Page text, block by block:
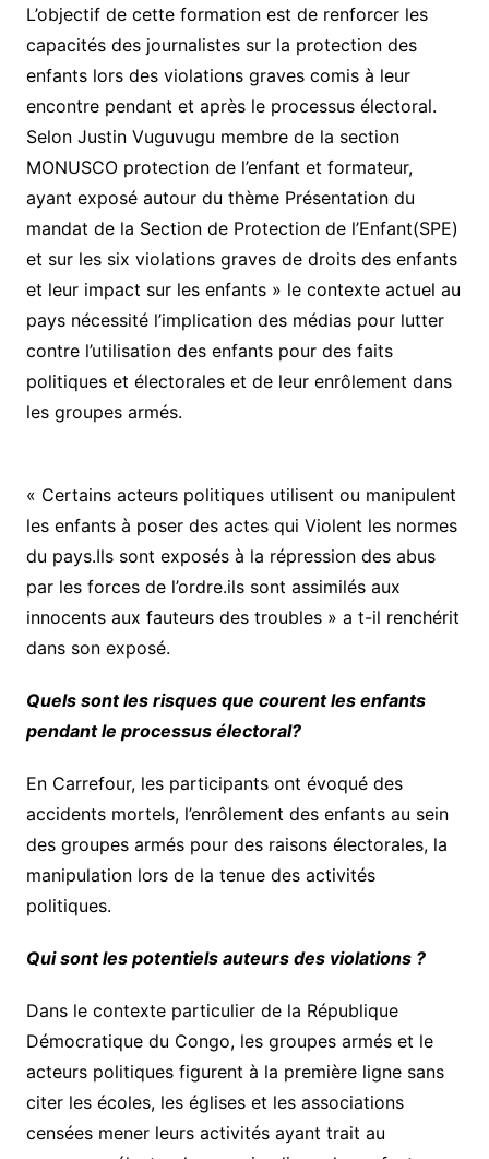
L’objectif de cette formation est de renforcer les
capacités des journalistes sur la protection des
enfants lors des violations graves comis à leur
encontre pendant et après le processus électoral.
Selon Justin Vuguvugu membre de la section
MONUSCO protection de l’enfant et formateur,
ayant exposé autour du thème Présentation du
mandat de la Section de Protection de l’Enfant(SPE)
et sur les six violations graves de droits des enfants
et leur impact sur les enfants » le contexte actuel au
pays nécessité l’implication des médias pour lutter
contre l’utilisation des enfants pour des faits
politiques et électorales et de leur enrôlement dans
les groupes armés.
« Certains acteurs politiques utilisent ou manipulent
les enfants à poser des actes qui Violent les normes
du pays.Ils sont exposés à la répression des abus
par les forces de l’ordre.ils sont assimilés aux
innocents aux fauteurs des troubles » a t-il renchérit
dans son exposé.
Quels sont les risques que courent les enfants
pendant le processus électoral?
En Carrefour, les participants ont évoqué des
accidents mortels, l’enrôlement des enfants au sein
des groupes armés pour des raisons électorales, la
manipulation lors de la tenue des activités
politiques.
Qui sont les potentiels auteurs des violations ?
Dans le contexte particulier de la République
Démocratique du Congo, les groupes armés et le
acteurs politiques figurent à la première ligne sans
citer les écoles, les églises et les associations
censées mener leurs activités ayant trait au